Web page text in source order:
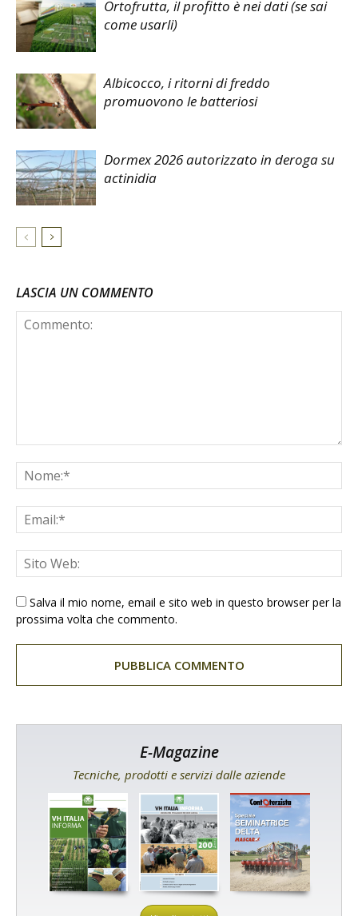
Ortofrutta, il profitto è nei dati (se sai
come usarli)
Albicocco, i ritorni di freddo
promuovono le batteriosi
Dormex 2026 autorizzato in deroga su
actinidia
LASCIA UN COMMENTO
Salva il mio nome, email e sito web in questo browser per la
prossima volta che commento.
E-Magazine
Tecniche, prodotti e servizi dalle aziende